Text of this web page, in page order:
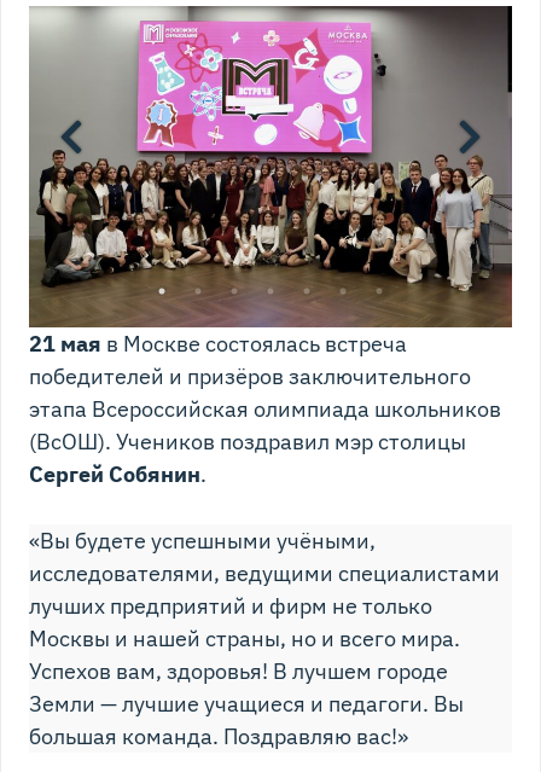
21 мая в Москве состоялась встреча
победителей и призёров заключительного
этапа Всероссийская олимпиада школьников
(ВсОШ). Учеников поздравил мэр столицы
Сергей Собянин.
«Вы будете успешными учёными,
исследователями, ведущими специалистами
лучших предприятий и фирм не только
Москвы и нашей страны, но и всего мира.
Успехов вам, здоровья! В лучшем городе
Земли — лучшие учащиеся и педагоги. Вы
большая команда. Поздравляю вас!»